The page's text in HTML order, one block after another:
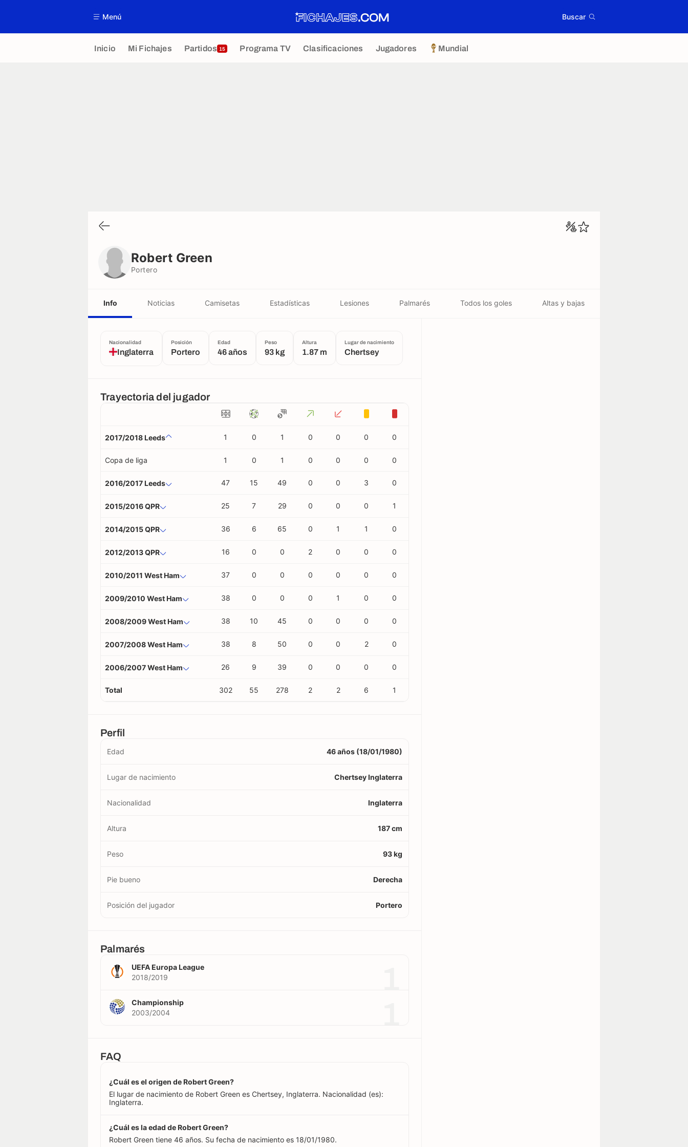
Menú Buscar
Inicio Mi Fichajes Partidos 15 Programa TV Clasificaciones Jugadores Mundial
Robert Green
Portero
Info Noticias Camisetas Estadísticas Lesiones Palmarés Todos los goles Altas y bajas
Nacionalidad
Inglaterra
Posición
Portero
Edad
46 años
Peso
93 kg
Altura
1.87 m
Lugar de nacimiento
Chertsey
Trayectoria del jugador
2017/2018 Leeds 1 0 1 0 0 0 0
Copa de liga 1 0 1 0 0 0 0
2016/2017 Leeds 47 15 49 0 0 3 0
2015/2016 QPR 25 7 29 0 0 0 1
2014/2015 QPR 36 6 65 0 1 1 0
2012/2013 QPR 16 0 0 2 0 0 0
2010/2011 West Ham 37 0 0 0 0 0 0
2009/2010 West Ham 38 0 0 0 1 0 0
2008/2009 West Ham 38 10 45 0 0 0 0
2007/2008 West Ham 38 8 50 0 0 2 0
2006/2007 West Ham 26 9 39 0 0 0 0
Total 302 55 278 2 2 6 1
Perfil
Edad 46 años (18/01/1980)
Lugar de nacimiento Chertsey Inglaterra
Nacionalidad Inglaterra
Altura 187 cm
Peso 93 kg
Pie bueno Derecha
Posición del jugador Portero
Palmarés
UEFA Europa League
2018/2019
Championship
2003/2004
FAQ
¿Cuál es el origen de Robert Green?
El lugar de nacimiento de Robert Green es Chertsey, Inglaterra. Nacionalidad (es):
Inglaterra.
¿Cuál es la edad de Robert Green?
Robert Green tiene 46 años. Su fecha de nacimiento es 18/01/1980.